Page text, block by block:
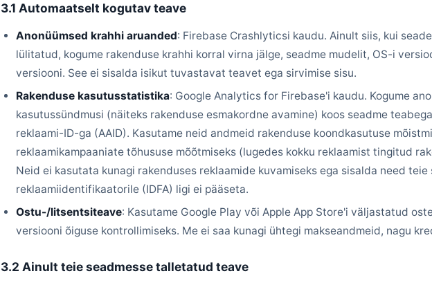
3.1 Automaatselt kogutav teave
Anonüümsed krahhi aruanded: Firebase Crashlyticsi kaudu. Ainult siis, kui
lülitatud, kogume rakenduse krahhi korral virna jälge, seadme mudelit, OS-i
versiooni. See ei sisalda isikut tuvastavat teavet ega sirvimise sisu.
Rakenduse kasutusstatistika: Google Analytics for Firebase'i kaudu. Kogume
kasutussündmusi (näiteks rakenduse esmakordne avamine) koos seadme
reklaami-ID-ga (AAID). Kasutame neid andmeid rakenduse koondkasutuse
reklaamikampaaniate tõhususe mõõtmiseks (lugedes kokku reklaamist tingitud
Neid ei kasutata kunagi rakenduses reklaamide kuvamiseks ega sisalda need
reklaamiidentifikaatorile (IDFA) ligi ei pääseta.
Ostu-/litsentsiteave: Kasutame Google Play või Apple App Store'i väljastatud
versiooni õiguse kontrollimiseks. Me ei saa kunagi ühtegi makseandmeid, nagu
3.2 Ainult teie seadmesse talletatud teave